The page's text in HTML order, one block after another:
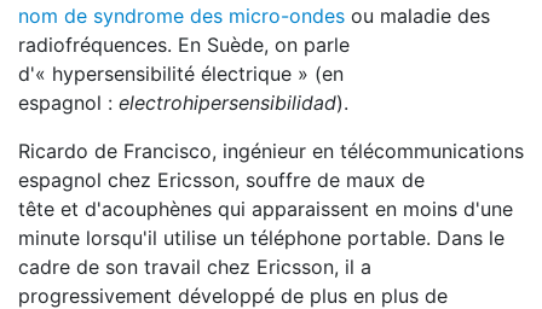
nom de syndrome des micro-ondes ou maladie des
radiofréquences. En Suède, on parle
d'« hypersensibilité électrique » (en
espagnol : electrohipersensibilidad).
Ricardo de Francisco, ingénieur en télécommunications
espagnol chez Ericsson, souffre de maux de
tête et d'acouphènes qui apparaissent en moins d'une
minute lorsqu'il utilise un téléphone portable. Dans le
cadre de son travail chez Ericsson, il a
progressivement développé de plus en plus de